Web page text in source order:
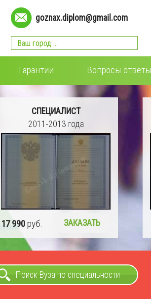
goznax.diplom@gmail.com
Гарантии Вопросы ответы
СПЕЦИАЛИСТ
2009-2011 года
17 990 руб. ЗАКАЗАТЬ
Поиск Вуза по специальности